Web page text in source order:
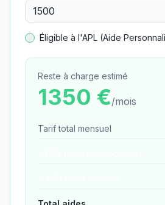
Éligible à l'APL (Aide
Reste à charge estimé
1350 €/mois
Tarif total mensuel